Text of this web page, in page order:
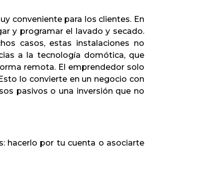
conveniente para los clientes. En
y programar el lavado y secado.
casos, estas instalaciones no
a la tecnología domótica, que
remota. El emprendedor solo
lo convierte en un negocio con
pasivos o una inversión que no
hacerlo por tu cuenta o asociarte